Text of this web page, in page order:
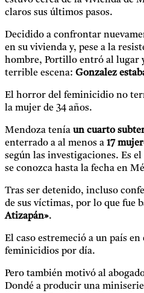
claros sus últimos pasos.
Decidido a confrontar
en su vivienda y, pese a la
hombre, Portillo entró al lugar
terrible escena: Gonzalez
El horror del feminicidio no
la mujer de 34 años.
Mendoza tenía un cuarto
enterrado a al menos a 17
según las investigaciones. Es el
se conozca hasta la fecha en
Tras ser detenido, incluso
de sus víctimas, por lo que fue
Atizapán».
El caso estremeció a un país en
feminicidios por día.
Pero también motivó al
Dondé a producir una